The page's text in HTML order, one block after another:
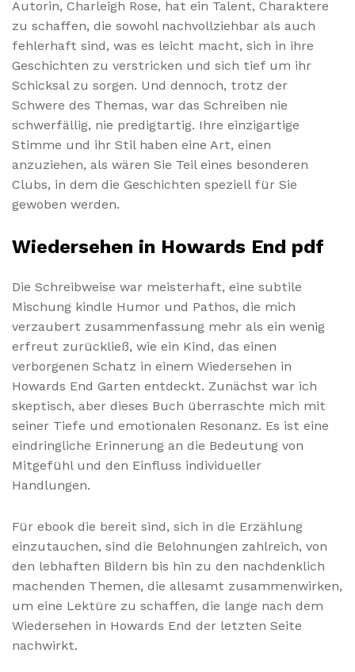
Autorin, Charleigh Rose, hat ein Talent, Charaktere
zu schaffen, die sowohl nachvollziehbar als auch
fehlerhaft sind, was es leicht macht, sich in ihre
Geschichten zu verstricken und sich tief um ihr
Schicksal zu sorgen. Und dennoch, trotz der
Schwere des Themas, war das Schreiben nie
schwerfällig, nie predigtartig. Ihre einzigartige
Stimme und ihr Stil haben eine Art, einen
anzuziehen, als wären Sie Teil eines besonderen
Clubs, in dem die Geschichten speziell für Sie
gewoben werden.
Wiedersehen in Howards End pdf
Die Schreibweise war meisterhaft, eine subtile
Mischung kindle Humor und Pathos, die mich
verzaubert zusammenfassung mehr als ein wenig
erfreut zurückließ, wie ein Kind, das einen
verborgenen Schatz in einem Wiedersehen in
Howards End Garten entdeckt. Zunächst war ich
skeptisch, aber dieses Buch überraschte mich mit
seiner Tiefe und emotionalen Resonanz. Es ist eine
eindringliche Erinnerung an die Bedeutung von
Mitgefühl und den Einfluss individueller
Handlungen.
Für ebook die bereit sind, sich in die Erzählung
einzutauchen, sind die Belohnungen zahlreich, von
den lebhaften Bildern bis hin zu den nachdenklich
machenden Themen, die allesamt zusammenwirken,
um eine Lektüre zu schaffen, die lange nach dem
Wiedersehen in Howards End der letzten Seite
nachwirkt.